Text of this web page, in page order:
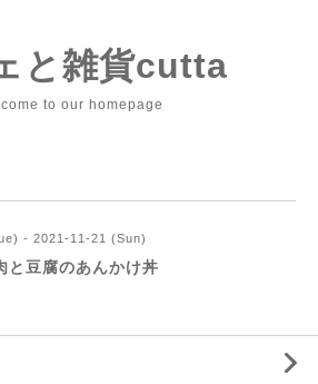
と雑貨cutta
to our homepage
- 2021-11-21 (Sun)
豆腐のあんかけ丼